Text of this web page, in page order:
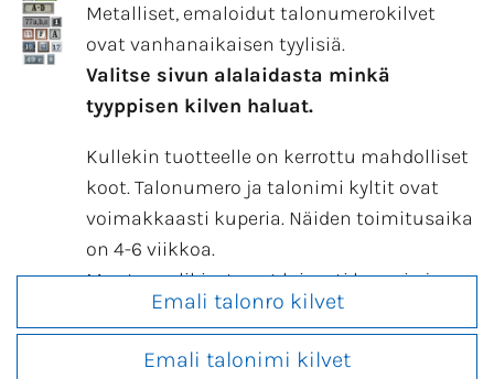
Metalliset, emaloidut talonumerokilvet
ovat vanhanaikaisen tyylisiä.
Valitse sivun alalaidasta minkä
tyyppisen kilven haluat.
Kullekin tuotteelle on kerrottu mahdolliset
koot. Talonumero ja talonimi kyltit ovat
voimakkaasti kuperia. Näiden toimitusaika
on 4-6 viikkoa.
Muut emalikivet ovat loivasti kuperia ja
niitä saa hieman useammassa koossa.
Lisäksi voit tilata hieman kalliimpia suoria,
Emali talonro kilvet
Emali talonimi kilvet